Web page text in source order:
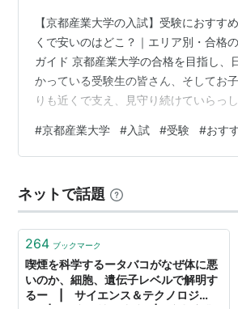
1989年 - 工学部増設
1993年 - 大学院工学研究科 （情報
物工学専攻）修士課程設置
1995年 - 大学院工学研究科 に博士
2000年 - 文化学部増設
2002年 - 大学院マネジメント研究
数理科学科・物理科学科・コンピ
称
2004年 - 大学院法務研究科設置。
ト研究科博士後期課程設置
2005年 - 大学院外国語学研究科
士課程設置
【京都産業大学の入試】受験におすす
くで安いのはどこ？｜エリア別・合格
ガイド 京都産業大学の合格を目指し、
かっている受験生の皆さん、そしてお
りも近くで支え、見守り続けていらっ
産大（きょうさんだい）」の愛称で親
大学は、関西の有力私立大学群「産近
学」として、全国から志の高い受験生
です。京都産業大学の入試において、
発揮するために、勉強と同じくらい重
#京都産業大学 #入試 #受験 #おす
ネットで話題
264 ブックマーク
喫煙を科学するータバコがなぜ体に悪
いのか、細胞、遺伝子レベルで解明す
るー | サイエンス＆テクノロジ